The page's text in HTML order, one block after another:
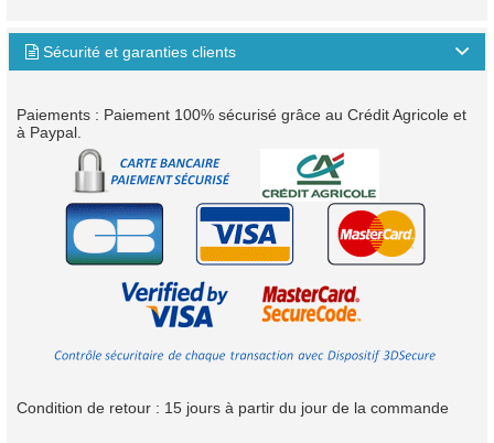
Sécurité et garanties clients
Paiements : Paiement 100% sécurisé grâce au Crédit Agricole et
à Paypal.
Condition de retour : 15 jours à partir du jour de la commande